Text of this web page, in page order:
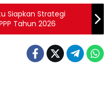
Siapkan Strategi
Tahun 2026